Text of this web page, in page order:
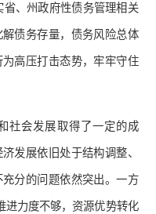
省、州政府性债务管理相关
债务存量，债务风险总体
高压打击态势，牢牢守住
社会发展取得了一定的成
发展依旧处于结构调整、
分的问题依然突出。一方
进力度不够，资源优势转化